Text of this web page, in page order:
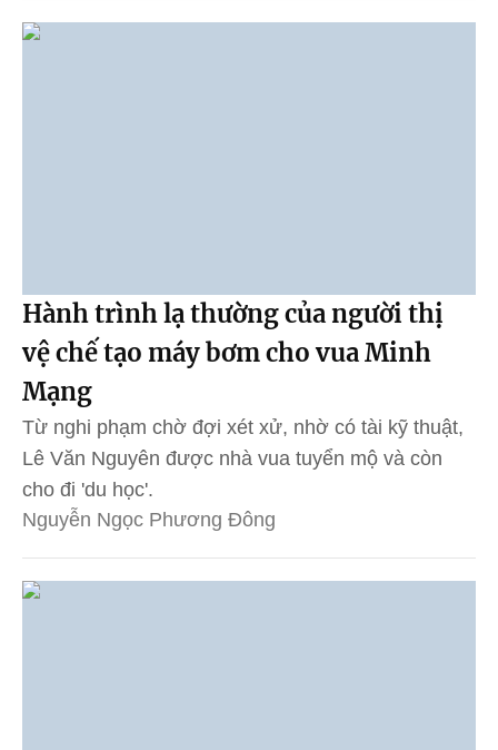
Hành trình lạ thường của người thị
vệ chế tạo máy bơm cho vua Minh
Mạng
Từ nghi phạm chờ đợi xét xử, nhờ có tài kỹ thuật,
Lê Văn Nguyên được nhà vua tuyển mộ và còn
cho đi 'du học'.
Nguyễn Ngọc Phương Đông